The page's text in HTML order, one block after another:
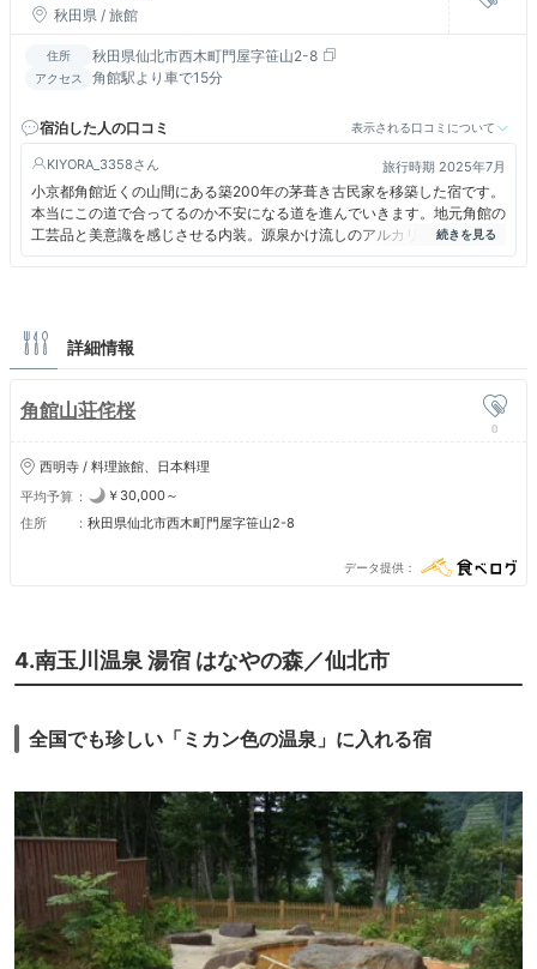
秋田県 / 旅館
住所 秋田県仙北市西木町門屋字笹山2-8
アクセス 角館駅より車で15分
宿泊した人の口コミ 表示される口コミについて
KIYORA_3358 旅行時期 2025年7月
小京都角館近くの山間にある築200年の茅葺き古民家を移築した宿です。
本当にこの道で合ってるのか不安になる道を進んでいきます。地元角館の
工芸品と美意識を感じさせる内装。源泉かけ流しのアルカリ性単純泉で知
られる温泉は、宿内の全客室に備えられた半露天風呂でいつでも楽しむこ
ルがあった時にもあまり対処がマニュアル一辺倒な感じがして良くありま
詳細情報
角館山荘侘桜
0
西明寺 / 料理旅館、日本料理
平均予算
￥30,000～
住所
秋田県仙北市西木町門屋字笹山2-8
データ提供
4.南玉川温泉 湯宿 はなやの森／仙北市
全国でも珍しい「ミカン色の温泉」に入れる宿